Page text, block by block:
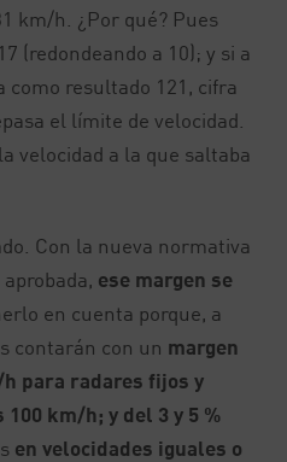
km/h. ¿Por qué? Pues
(redondeando a 10); y si a
como resultado 121, cifra
el límite de velocidad.
velocidad a la que saltaba
Con la nueva normativa
ese margen se
en cuenta porque, a
contarán con un margen
para radares fijos y
km/h; y del 3 y 5 %
en velocidades iguales o